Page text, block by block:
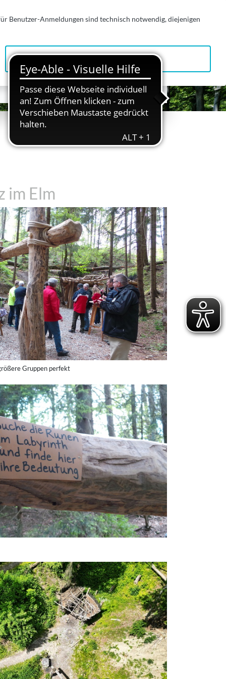
im Elm
Gruppen perfekt
Benutzer-Anmeldungen sind technisch notwendig, diejenigen